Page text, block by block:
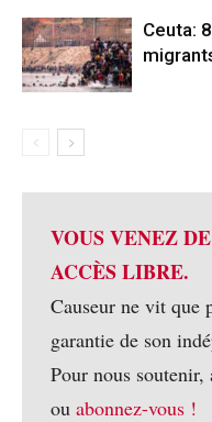
Ceuta:
VOUS VENEZ
ACCÈS LIBRE.
Causeur ne vit que
garantie de son
Pour nous soutenir,
ou abonnez-vous !